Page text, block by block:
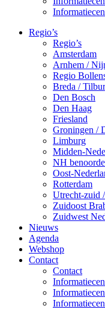
Regio’s
Regio’s
Amsterdam
Arnhem /
Regio
Breda /
Den Bosch
Den Haag
Friesland
Groningen /
Limburg
Midden-
NH
Oost-
Rotterdam
Utrecht-zuid
Zuidoost
Zuidwest
Nieuws
Agenda
Webshop
Contact
Contact